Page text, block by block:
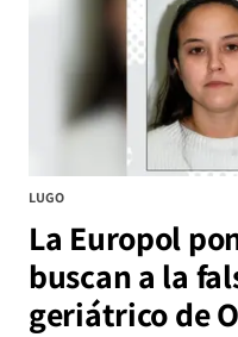
LUGO
La Europol
buscan a la
geriátrico de